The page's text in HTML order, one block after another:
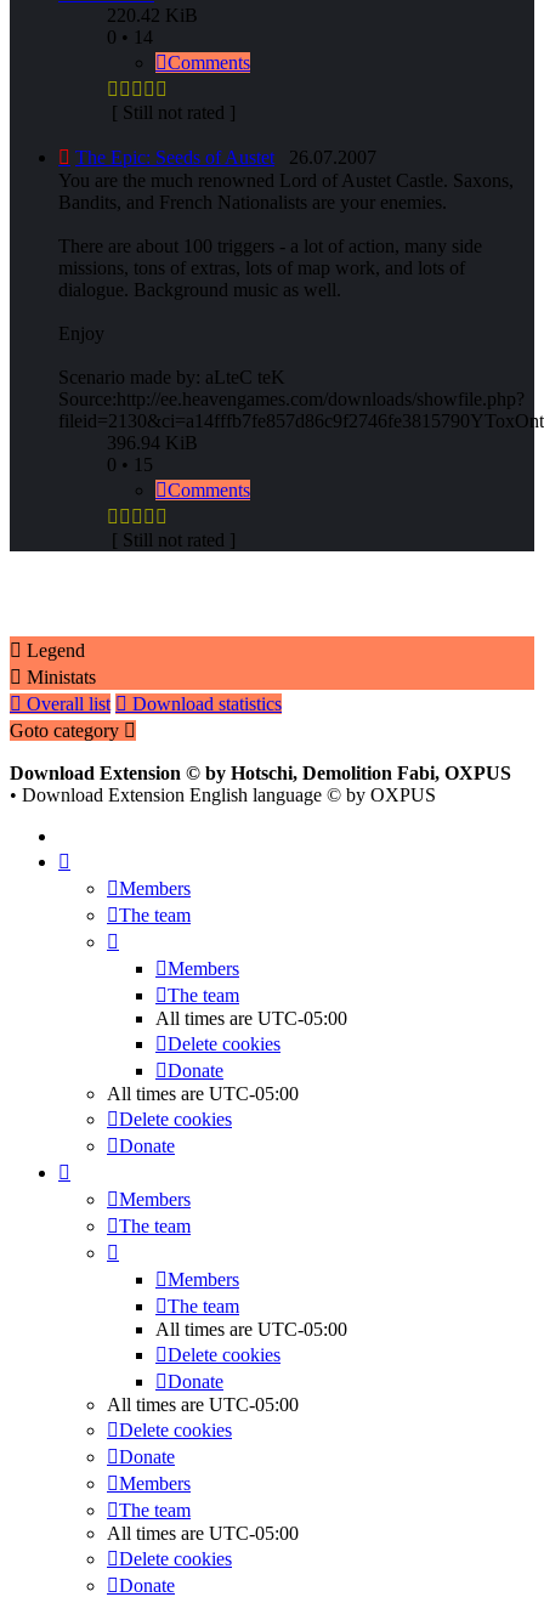
220.42 KiB
0 • 14
Comments
[ Still not rated ]
The Epic: Seeds of Austet 26.07.2007
You are the much renowned Lord of Austet Castle. Saxons,
Bandits, and French Nationalists are your enemies.
There are about 100 triggers - a lot of action, many side
missions, tons of extras, lots of map work, and lots of
dialogue. Background music as well.
Enjoy
Scenario made by: aLteC teK
Source:http://ee.heavengames.com/downloads/showfile.php?
396.94 KiB
0 • 15
Comments
[ Still not rated ]
Legend
Ministats
Overall list
Download statistics
Goto category
Download Extension © by Hotschi, Demolition Fabi, OXPUS
• Download Extension English language © by OXPUS
Members
The team
Members
The team
All times are UTC-05:00
Delete cookies
Donate
All times are UTC-05:00
Delete cookies
Donate
Members
The team
Members
The team
All times are UTC-05:00
Delete cookies
Donate
All times are UTC-05:00
Delete cookies
Donate
Members
The team
All times are UTC-05:00
Delete cookies
Donate